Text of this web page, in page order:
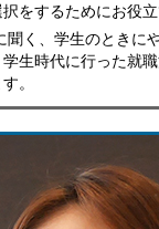
をするためにお役立
く、学生のときに
生時代に行った就
。